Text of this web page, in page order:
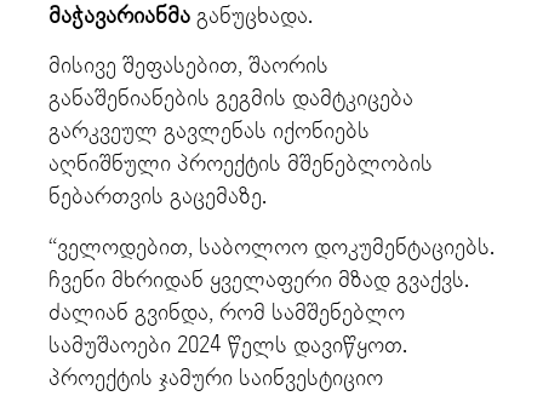
მაჭავარიანმა განუცხადა.
მისივე შეფასებით, შაორის
განაშენიანების გეგმის დამტკიცება
გარკვეულ გავლენას იქონიებს
აღნიშნული პროექტის მშენებლობის
ნებართვის გაცემაზე.
“ველოდებით, საბოლოო დოკუმენტაციებს.
ჩვენი მხრიდან ყველაფერი მზად გვაქვს.
ძალიან გვინდა, რომ სამშენებლო
სამუშაოები 2024 წელს დავიწყოთ.
პროექტის ჯამური საინვესტიციო